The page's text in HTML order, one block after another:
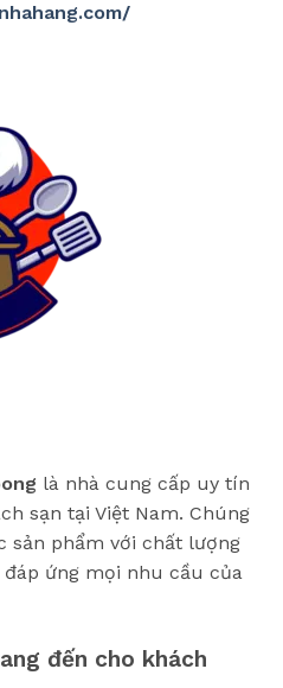
là nhà cung cấp uy tín
sạn tại Việt Nam. Chúng
sản phẩm với chất lượng
ứng mọi nhu cầu của
đến cho khách